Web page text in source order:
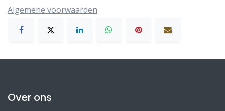
Algemene voorwaarden
Over ons